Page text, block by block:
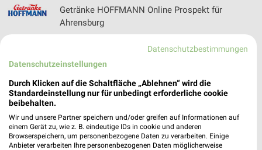
Getränke HOFFMANN Online Prospekt für
Ahrensburg
Glindmeyer Filialen & Öffnungszeiten für
Pinneberg
Globetrotter Filialen & Öffnungszeiten für
Hamburg
Datenschutzbestimmungen
Datenschutzeinstellungen
Durch Klicken auf die Schaltfläche „Ablehnen“ wird die
Standardeinstellung nur für unbedingt erforderliche cookie
beibehalten.
Wir und unsere Partner speichern und/oder greifen auf Informationen auf
einem Gerät zu, wie z. B. eindeutige IDs in cookie und anderen
Browserspeichern, um personenbezogene Daten zu verarbeiten. Einige
Anbieter verarbeiten Ihre personenbezogenen Daten möglicherweise